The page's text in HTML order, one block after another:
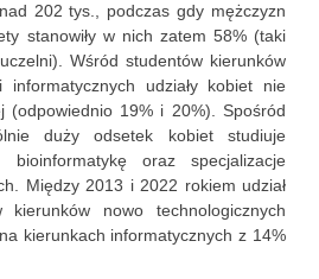
202 tys., podczas gdy mężczyzn
stanowiły w nich zatem 58% (taki
Wśród studentów kierunków
informatycznych udziały kobiet nie
(odpowiednio 19% i 20%). Spośród
duży odsetek kobiet studiuje
bioinformatykę oraz specjalizacje
Między 2013 i 2022 rokiem udział
nowo technologicznych
kierunkach informatycznych z 14%